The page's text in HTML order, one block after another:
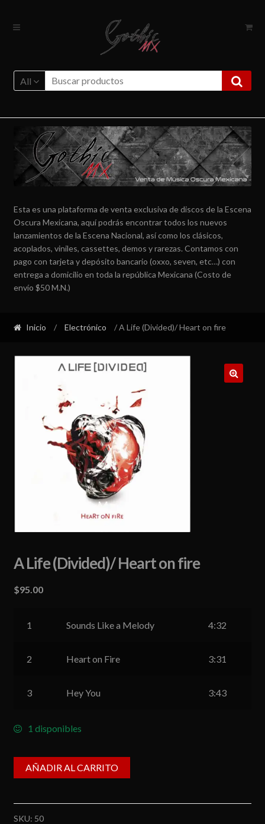
Ir
Ir
All
Esta es una plataforma de venta exclusiva de discos de la Escena
Oscura Mexicana, aquí podrás encontrar todos los nuevos
lanzamientos de la Escena Nacional, así como los clásicos,
acoplados, viniles, cassettes, demos y rarezas. Contamos con
pago con tarjeta y depósito bancario (oxxo, seven, etc…) con
entrega a domicilio en toda la república Mexicana (Costo de
envío $50 M.N.)
Inicio / Electrónico / A Life (Divided)/ Heart on fire
A Life (Divided)/ Heart on fire
$95.00
1 Sounds Like a Melody 4:32
2 Heart on Fire 3:31
3 Hey You 3:43
1 disponibles
AÑADIR AL CARRITO
SKU: 50